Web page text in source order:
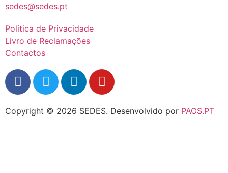
sedes@sedes.pt
Política de Privacidade
Livro de Reclamações
Contactos
Copyright © 2026 SEDES. Desenvolvido por PAOS.PT